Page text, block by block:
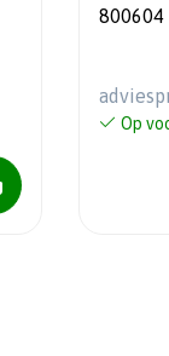
800604
Op